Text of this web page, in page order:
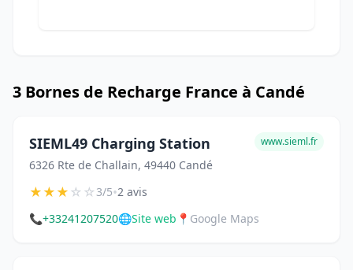
3 Bornes de Recharge France à Candé
SIEML49 Charging Station
6326 Rte de Challain, 49440 Candé
www.sieml.fr
★★★☆☆3/5•2 avis
📞+33241207520🌐Site web 📍 Google Maps